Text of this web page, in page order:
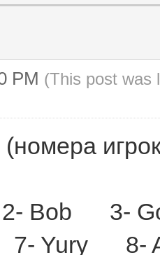
PM (This post was
Bob 3-
Yury 8-